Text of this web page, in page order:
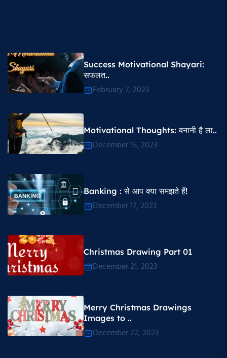
Success Motivational Shayari​:
सफलत..
February 7, 2023
Motivational Thoughts​: बनानी है ला..
December 15, 2023
Banking : से आप क्या समझते हैं!
December 17, 2023
Christmas Drawing Part 01
December 21, 2023
Merry Christmas Drawings
Images to ..
December 22, 2023